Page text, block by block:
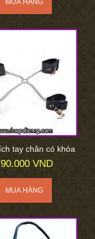
tay chân có khóa
VND